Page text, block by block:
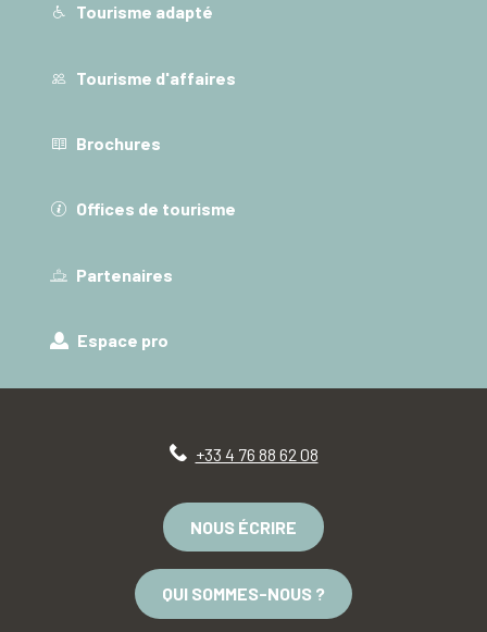
Tourisme adapté
Tourisme d'affaires
Brochures
Offices de tourisme
Partenaires
Espace pro
+33 4 76 88 62 08
NOUS ÉCRIRE
QUI SOMMES-NOUS ?